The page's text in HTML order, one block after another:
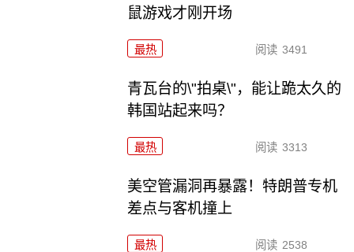
鼠游戏才刚开场
最热 阅读 3491
青瓦台的\"拍桌\"，能让跪太久的
韩国站起来吗？
最热 阅读 3313
美空管漏洞再暴露！特朗普专机
差点与客机撞上
最热 阅读 2538